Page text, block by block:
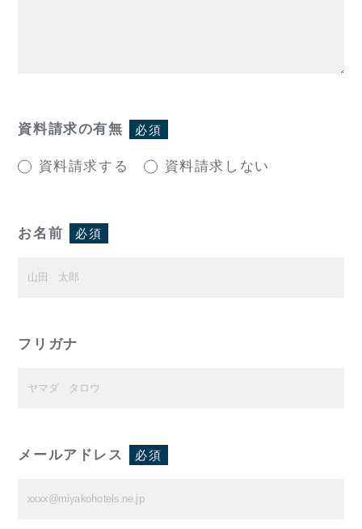
資料請求の有無 必須
資料請求する 資料請求しない
お名前 必須
フリガナ
メールアドレス 必須